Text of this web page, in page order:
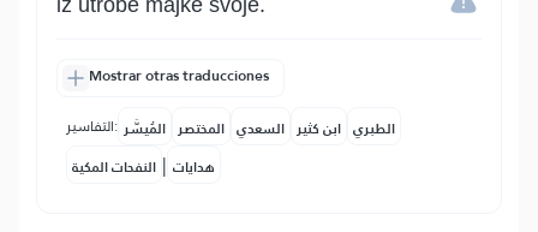
iz utrobe majke svoje.
Mostrar otras traducciones
التفاسير: المُيسَّر المختصر السعدي ابن كثير الطبري
النفحات المكية | هدايات